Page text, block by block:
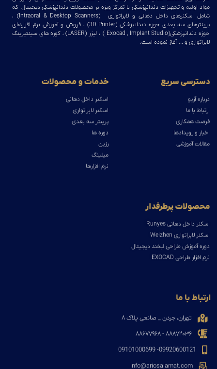
مواد اولیه و تجهیزات دندانپزشکی با تمرکز ویژه بر محصولات دندانپزشکی دیجیتال که
شامل اسکنرهای داخل دهانی و لابراتواری (Intraoral & Desktop Scanners) ،
پرینترهای سه بعدی حوزه دندانپزشکی (3D Printer) ، فروش و آموزش نرم افزارهای
حوزه دندانپزشکی(Exocad , Implant Studio ) ، لیزر (LASER) ، کوره های سینتیرینگ
لابراتواری و … آغاز نموده است.
دسترسی سریع
درباره آریو
ارتباط با ما
فرصت همکاری
اخبار و رویدادها
مقالات آموزشی
خدمات و محصولات
اسکنر داخل دهانی
اسکنر لابراتواری
پرینتر سه بعدی
دوره ها
رزین
میلینگ
نرم افزارها
محصولات پرطرفدار
اسکنر داخل دهانی Runyes
اسکنر لابراتواری Weizhen
دوره آموزش طراحی لبخند دیجیتال
نرم افزار طراحی EXOCAD
ارتباط با ما
تهران، جردن _ صانعی پلاک ۸
۸۸۸۷۲۰۳۶ - ۸۸۶۷۷۹۶۸
09920600121- 09101000699
info@ariosalamat.com